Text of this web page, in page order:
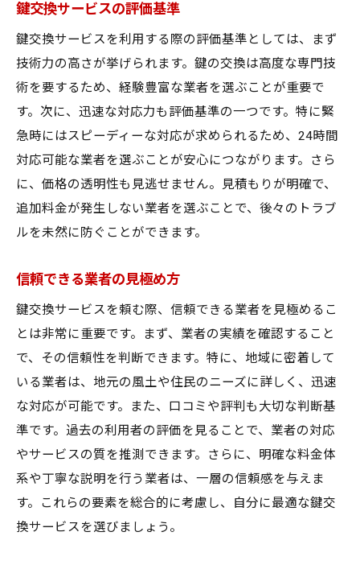
信頼構築のためのコミュニケーション
地域特性に基づくサービス提供
安心感を生むサービス事例
住民の信頼を得る鍵交換サービスの特徴と事例
紹介
信頼されるための基本要素
住民満足度向上のための施策
プロフェッショナルの技術力の検証
長期的な信頼関係の構築
防犯対策の一環としての鍵交換サービスの重要
性
鍵交換が防犯に与える影響
最新の防犯技術と鍵交換
地域の安全性を高める鍵交換の役割
鍵交換を含む総合的防犯対策
地域住民の防犯意識向上
迅速対応で選ばれる大和郡山市の鍵交換サービ
鍵交換サービスの評価基準
鍵交換サービスを利用する際の評価基準としては、まず
技術力の高さが挙げられます。鍵の交換は高度な専門技
術を要するため、経験豊富な業者を選ぶことが重要で
す。次に、迅速な対応力も評価基準の一つです。特に緊
急時にはスピーディーな対応が求められるため、24時間
対応可能な業者を選ぶことが安心につながります。さら
に、価格の透明性も見逃せません。見積もりが明確で、
追加料金が発生しない業者を選ぶことで、後々のトラブ
ルを未然に防ぐことができます。
信頼できる業者の見極め方
鍵交換サービスを頼む際、信頼できる業者を見極めるこ
とは非常に重要です。まず、業者の実績を確認すること
で、その信頼性を判断できます。特に、地域に密着して
いる業者は、地元の風土や住民のニーズに詳しく、迅速
な対応が可能です。また、口コミや評判も大切な判断基
準です。過去の利用者の評価を見ることで、業者の対応
やサービスの質を推測できます。さらに、明確な料金体
系や丁寧な説明を行う業者は、一層の信頼感を与えま
す。これらの要素を総合的に考慮し、自分に最適な鍵交
換サービスを選びましょう。